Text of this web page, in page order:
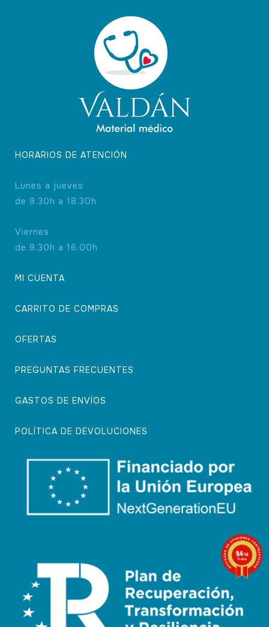
HORARIOS DE ATENCIÓN
Lunes a jueves
de 9.30h a 18.30h
Viernes
de 9.30h a 16.00h
MI CUENTA
CARRITO DE COMPRAS
OFERTAS
PREGUNTAS FRECUENTES
GASTOS DE ENVÍOS
POLÍTICA DE DEVOLUCIONES
9.4/10
74 notas